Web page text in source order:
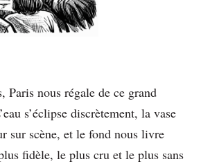
Paris nous régale de ce grand
s’éclipse discrètement, la vase
sur scène, et le fond nous livre
fidèle, le plus cru et le plus sans